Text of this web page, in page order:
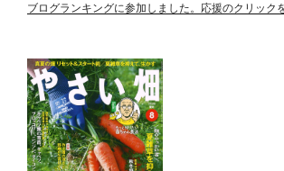
ブログランキングに参加しました。応援のクリック